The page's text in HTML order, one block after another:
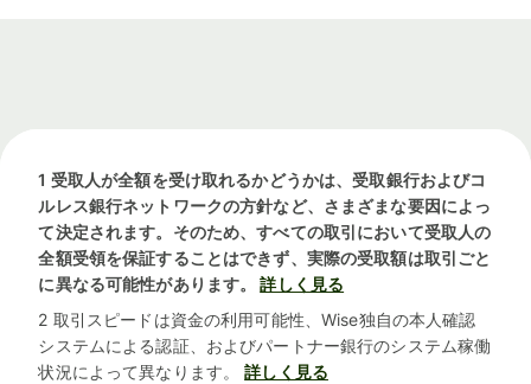
1 受取人が全額を受け取れるかどうかは、受取銀行およびコ
ルレス銀行ネットワークの方針など、さまざまな要因によっ
て決定されます。そのため、すべての取引において受取人の
全額受領を保証することはできず、実際の受取額は取引ごと
に異なる可能性があります。
詳しく見る
2 取引スピードは資金の利用可能性、Wise独自の本人確認
システムによる認証、およびパートナー銀行のシステム稼働
状況によって異なります。
詳しく見る